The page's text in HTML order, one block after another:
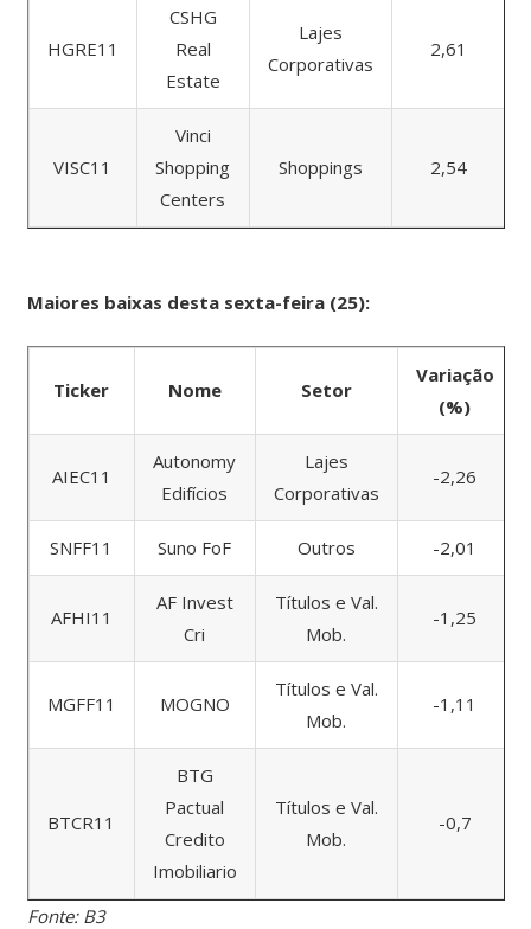
HGRE11
CSHG
Real
Estate
Lajes
Corporativas
2,61
VISC11
Vinci
Shopping
Centers
Shoppings 2,54
Maiores baixas desta sexta-feira (25):
Ticker Nome Setor
Variação
(%)
AIEC11
Autonomy
Edifícios
Lajes
Corporativas
-2,26
SNFF11 Suno FoF Outros -2,01
AFHI11
AF Invest
Cri
Títulos e Val.
Mob.
-1,25
MGFF11 MOGNO
Títulos e Val.
Mob.
-1,11
BTCR11
BTG
Pactual
Credito
Imobiliario
Títulos e Val.
Mob.
-0,7
Fonte: B3